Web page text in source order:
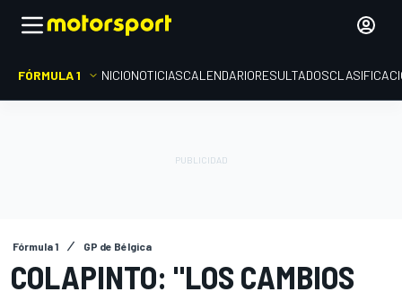
FÓRMULA 1 INICIONOTICIASCALENDARIORESULTADOS
Fórmula 1 GP de Bélgica
COLAPINTO: "LOS CAMBIOS